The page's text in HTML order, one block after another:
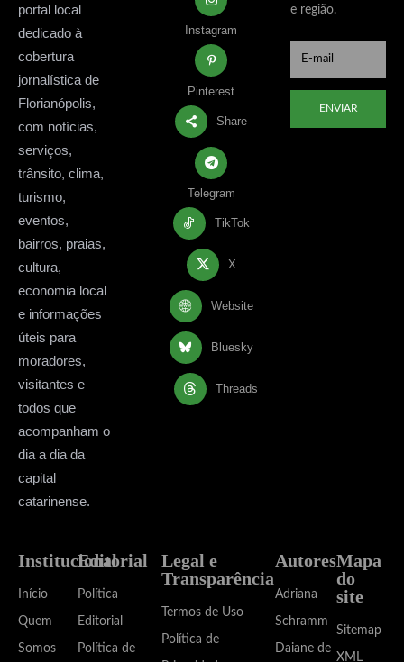
portal local
dedicado à
cobertura
jornalística de
Florianópolis,
com notícias,
serviços,
trânsito, clima,
turismo,
eventos,
bairros, praias,
cultura,
economia local
e informações
úteis para
moradores,
visitantes e
todos que
acompanham o
dia a dia da
capital
catarinense.
Instagram
Pinterest
Share
Telegram
TikTok
X
Website
Bluesky
Threads
e região.
ENVIAR
Institucional
Início
Quem
Somos
Editorial
Política
Editorial
Política de
Legal e
Transparência
Termos de Uso
Política de
Autores
Adriana
Schramm
Daiane de
Mapa
do
site
Sitemap
XML